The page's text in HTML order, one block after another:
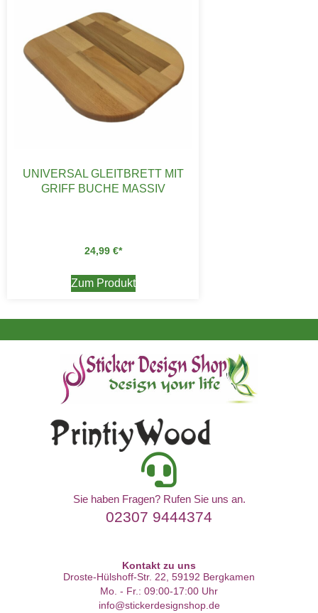
UNIVERSAL GLEITBRETT MIT
GRIFF BUCHE MASSIV
24,99 €
Zum Produkt
Sie haben Fragen? Rufen Sie uns an.
02307 9444374
Kontakt zu uns
Droste-Hülshoff-Str. 22, 59192 Bergkamen
Mo. - Fr.: 09:00-17:00 Uhr
info@stickerdesignshop.de